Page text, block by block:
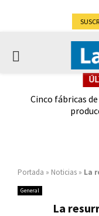
PRIMARY
Cinco fábricas
Portada » Noticias » La
General
La